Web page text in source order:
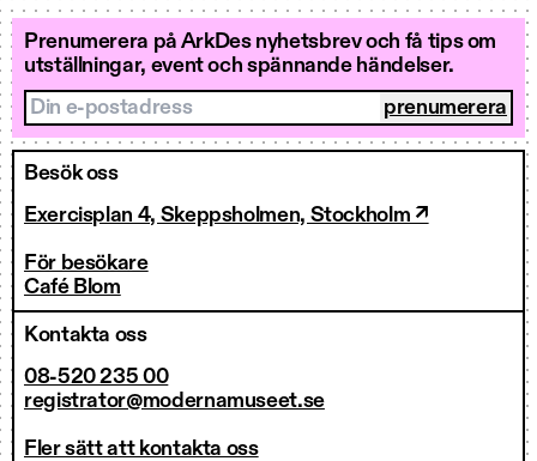
Prenumerera på ArkDes nyhetsbrev och få tips om
utställningar, event och spännande händelser.
Din e-postadress
Besök oss
Exercisplan 4, Skeppsholmen, Stockholm ↗
För besökare
Café Blom
Kontakta oss
08-520 235 00
registrator@modernamuseet.se
Fler sätt att kontakta oss